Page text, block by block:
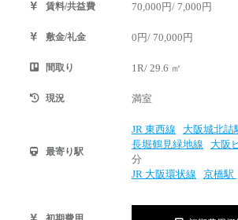
賃料/共益費 70,000円/ 7,000円
敷金/礼金 0円/ 70,000円
間取り 1R/ 29.6 ㎡
現況 満室
最寄り駅
JR 東西線 大阪城北詰
長堀鶴見緑地線
大阪
分
JR 大阪環状線
京橋駅